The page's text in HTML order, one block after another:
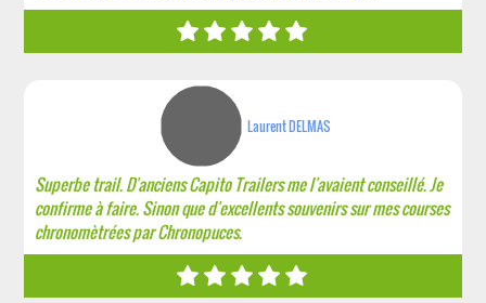
Laurent DELMAS
Superbe trail. D'anciens Capito Trailers me l'avaient conseillé. Je
confirme à faire. Sinon que d'excellents souvenirs sur mes courses
chronomètrées par Chronopuces.